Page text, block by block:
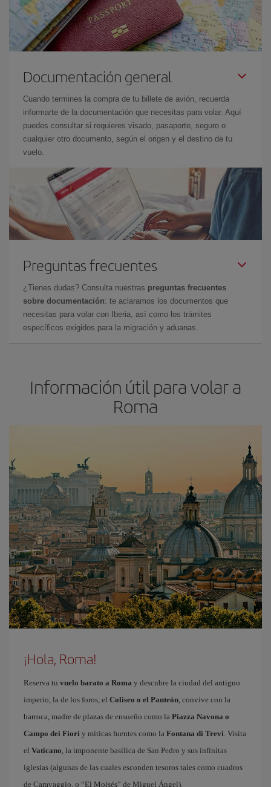
Documentación general
Cuando termines la compra de tu billete de avión, recuerda
informarte de la documentación que necesitas para volar. Aquí
puedes consultar si requieres visado, pasaporte, seguro o
cualquier otro documento, según el origen y el destino de tu
vuelo.
Preguntas frecuentes
¿Tienes dudas? Consulta nuestras preguntas frecuentes
sobre documentación: te aclaramos los documentos que
necesitas para volar con Iberia, así como los trámites
específicos exigidos para la migración y aduanas.
Información útil para volar a
Roma
¡Hola, Roma!
Reserva tu vuelo barato a Roma y descubre la ciudad del antiguo
imperio, la de los foros, el Coliseo o el Panteón , convive con la
barroca, madre de plazas de ensueño como la Piazza Navona o
Campo dei Fiori y míticas fuentes como la Fontana di Trevi . Visita
el Vaticano , la imponente basílica de San Pedro y sus infinitas
iglesias (algunas de las cuales esconden tesoros tales como cuadros
de Caravaggio, o “El Moisés” de Miguel Ángel).